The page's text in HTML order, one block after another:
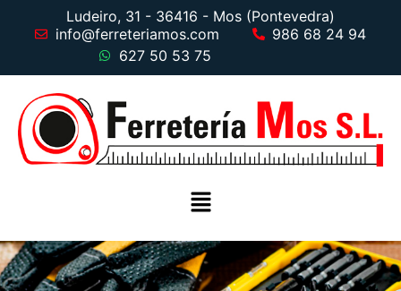
Ludeiro, 31 - 36416 - Mos (Pontevedra)
info@ferreteriamos.com
986 68 24 94
627 50 53 75